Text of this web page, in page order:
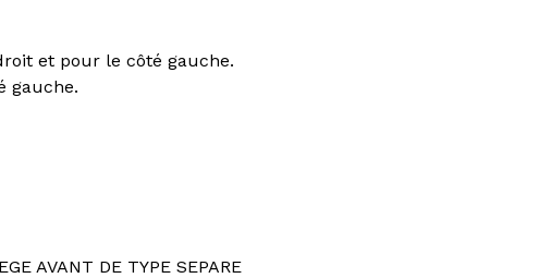
et pour le côté gauche.
gauche.
AVANT DE TYPE SEPARE